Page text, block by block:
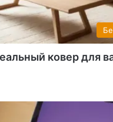
ковер для